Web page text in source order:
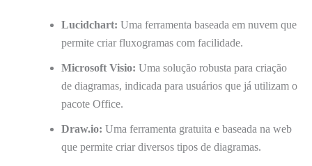
Lucidchart: Uma ferramenta baseada em nuvem que
permite criar fluxogramas com facilidade.
Microsoft Visio: Uma solução robusta para criação
de diagramas, indicada para usuários que já utilizam o
pacote Office.
Draw.io: Uma ferramenta gratuita e baseada na web
que permite criar diversos tipos de diagramas.